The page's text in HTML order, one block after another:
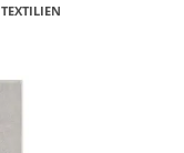
TEXTILIEN